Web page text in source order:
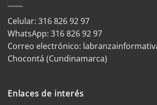
Celular: 316 826 92 97
WhatsApp: 316 826 92 97
Correo electrónico:
Chocontá (Cundinamarca)
Enlaces de interés